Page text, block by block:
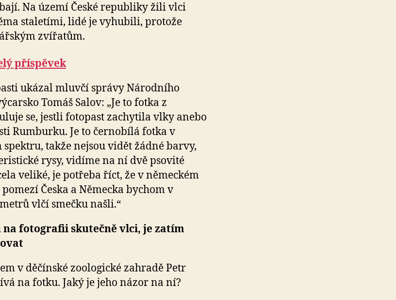
Na území České republiky žili vlci
staletími, lidé je vyhubili, protože
zvířatům.
příspěvek
ukázal mluvčí správy Národního
Tomáš Salov: „Je to fotka z
se, jestli fotopast zachytila vlky anebo
Rumburku. Je to černobílá fotka v
takže nejsou vidět žádné barvy,
rysy, vidíme na ní dvě psovité
veliké, je potřeba říct, že v německém
Česka a Německa bychom v
vlčí smečku našli.“
na fotografii skutečně vlci, je zatím
v děčínské zoologické zahradě Petr
na fotku. Jaký je jeho názor na ní?